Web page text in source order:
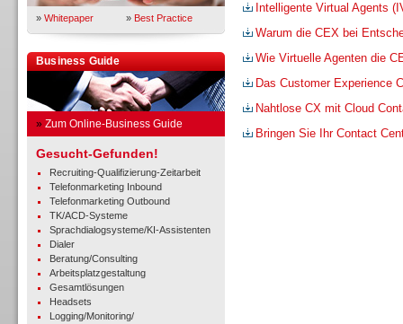
» Whitepaper » Best Practice
Business Guide
» Zum Online-Business Guide
Gesucht-Gefunden!
Recruiting-Qualifizierung-Zeitarbeit
Telefonmarketing Inbound
Telefonmarketing Outbound
TK/ACD-Systeme
Sprachdialogsysteme/KI-Assistenten
Dialer
Beratung/Consulting
Arbeitsplatzgestaltung
Gesamtlösungen
Headsets
Logging/Monitoring/
Intelligente Virtual Agents
Warum die CEX bei
Wie Virtuelle Agenten die
Das Customer Experience
Nahtlose CX mit Cloud
Bringen Sie Ihr Contact